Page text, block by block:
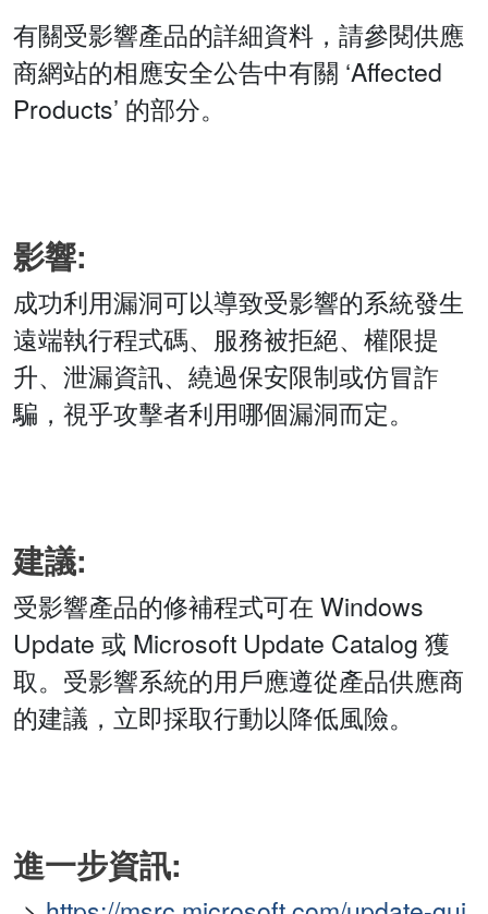
有關受影響產品的詳細資料，請參閱供應
商網站的相應安全公告中有關 ‘Affected
Products’ 的部分。
影響:
成功利用漏洞可以導致受影響的系統發生
遠端執行程式碼、服務被拒絕、權限提
升、泄漏資訊、繞過保安限制或仿冒詐
騙，視乎攻擊者利用哪個漏洞而定。
建議:
受影響產品的修補程式可在 Windows
Update 或 Microsoft Update Catalog 獲
取。受影響系統的用戶應遵從產品供應商
的建議，立即採取行動以降低風險。
進一步資訊: